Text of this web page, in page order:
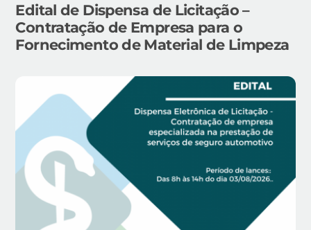
Edital de Dispensa de Licitação –
Contratação de Empresa para o
Fornecimento de Material de Limpeza